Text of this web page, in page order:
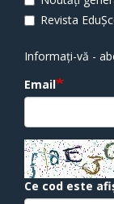
Revista
Informați-vă -
Email
Ce cod este